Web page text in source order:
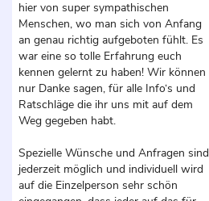
hier von super sympathischen
Menschen, wo man sich von Anfang
an genau richtig aufgeboten fühlt. Es
war eine so tolle Erfahrung euch
kennen gelernt zu haben! Wir können
nur Danke sagen, für alle Info‘s und
Ratschläge die ihr uns mit auf dem
Weg gegeben habt.
Spezielle Wünsche und Anfragen sind
jederzeit möglich und individuell wird
auf die Einzelperson sehr schön